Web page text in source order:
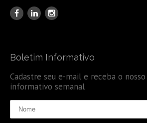
Boletim Informativo
Cadastre seu e-mail e receba o
informativo semanal